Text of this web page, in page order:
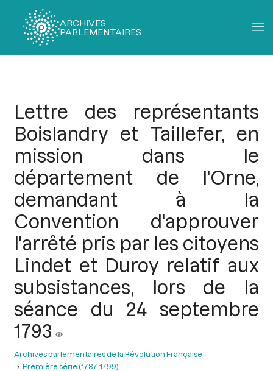
ARCHIVES
PARLEMENTAIRES
Lettre des représentants
Boislandry et Taillefer, en
mission dans le
département de l'Orne,
demandant à la
Convention d'approuver
l'arrêté pris par les citoyens
Lindet et Duroy relatif aux
subsistances, lors de la
séance du 24 septembre
1793
Archives parlementaires de la Révolution Française
Première série (1787-1799)